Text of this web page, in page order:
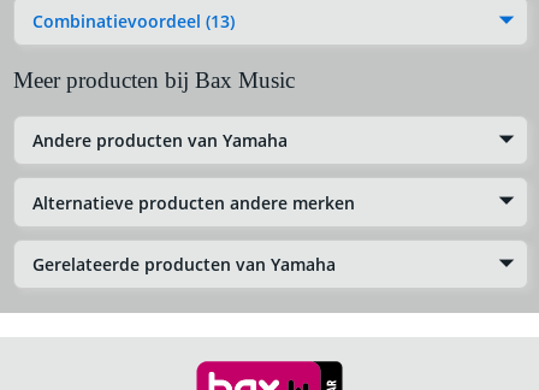
Combinatievoordeel (13)
Meer producten bij Bax Music
Andere producten van Yamaha
Alternatieve producten andere merken
Gerelateerde producten van Yamaha